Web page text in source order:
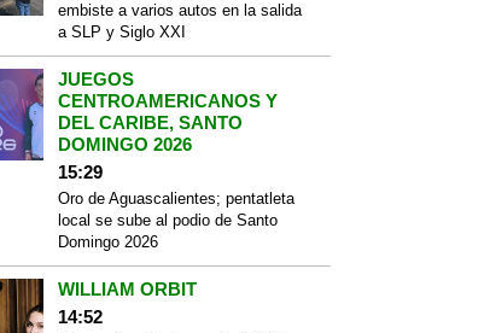
embiste a varios autos en la salida
a SLP y Siglo XXI
JUEGOS
CENTROAMERICANOS Y
DEL CARIBE, SANTO
DOMINGO 2026
15:29
Oro de Aguascalientes; pentatleta
local se sube al podio de Santo
Domingo 2026
WILLIAM ORBIT
14:52